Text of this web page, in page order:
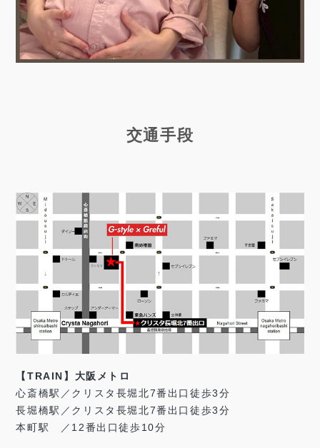
交通手段
【TRAIN】大阪メトロ
心斎橋駅／クリスタ長堀北7番出口徒歩3分
長堀橋駅／クリスタ長堀北7番出口徒歩3分
本町駅 ／12番出口徒歩10分